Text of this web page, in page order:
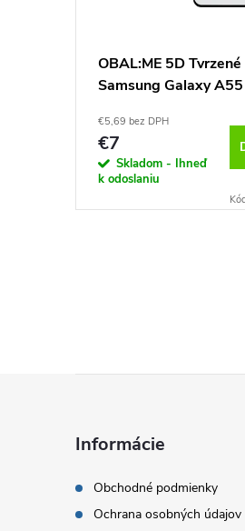
OBAL:ME 5D
Samsung Galaxy
€5,69 bez DPH
€7
Skladom - Ihneď
k odoslaniu
Informácie
Obchodné podmienky
Ochrana osobných údajov